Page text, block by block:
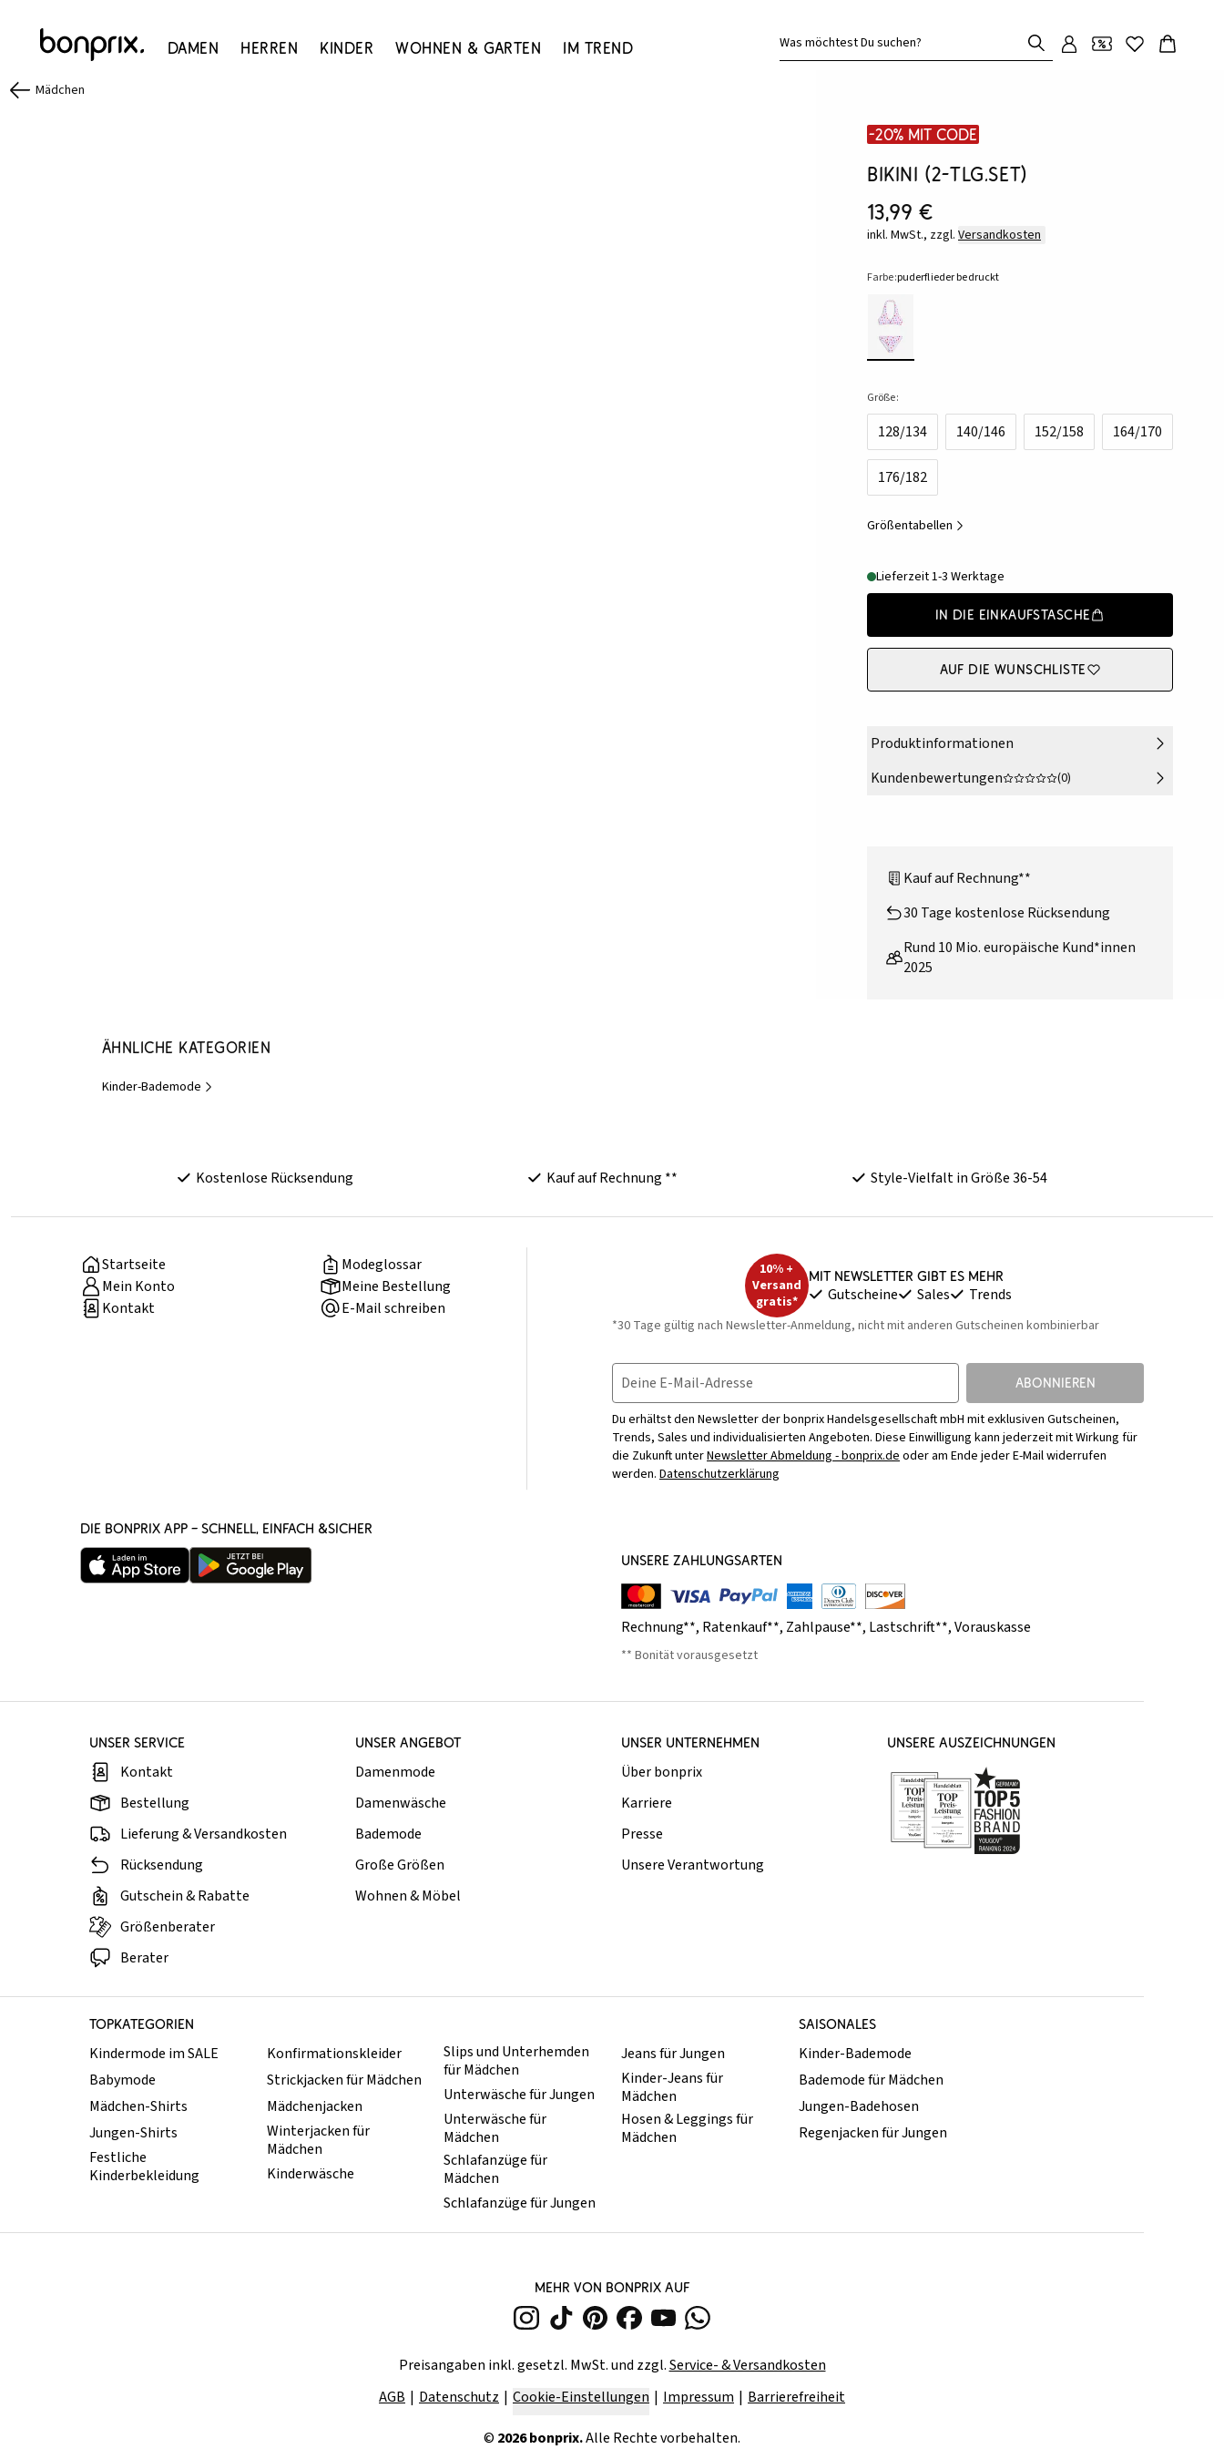
Damen Herren Kinder Wohnen & Garten Im Trend Was möchtest Du suchen?
Mädchen
-20% mit Code
Bikini (2-tlg.Set)
13,99 €
inkl. MwSt., zzgl. Versandkosten
Farbe:puderflieder bedruckt
Größe:
128/134 140/146 152/158 164/170
176/182
Größentabellen
Lieferzeit 1-3 Werktage
In die Einkaufstasche
Auf die Wunschliste
Produktinformationen
Kundenbewertungen
(0)
Kauf auf Rechnung**
30 Tage kostenlose Rücksendung
Rund 10 Mio. europäische Kund*innen
2025
Ähnliche Kategorien
Kinder-Bademode
Kostenlose Rücksendung Kauf auf Rechnung ** Style-Vielfalt in Größe 36-54
Startseite
Modeglossar
Mein Konto
Meine Bestellung
Kontakt
E-Mail schreiben
10% +
Versand
gratis*
Mit Newsletter gibt es mehr
Gutscheine Sales Trends
*30 Tage gültig nach Newsletter-Anmeldung, nicht mit anderen Gutscheinen kombinierbar
Deine E-Mail-Adresse ABONNIEREN
Du erhältst den Newsletter der bonprix Handelsgesellschaft mbH mit exklusiven Gutscheinen,
Trends, Sales und individualisierten Angeboten. Diese Einwilligung kann jederzeit mit Wirkung für
die Zukunft unterNewsletter Abmeldung - bonprix.deoder am Ende jeder E-Mail widerrufen
werden. Datenschutzerklärung
DIE BONPRIX APP – SCHNELL, EINFACH &SICHER
UNSERE ZAHLUNGSARTEN
Rechnung**, Ratenkauf**, Zahlpause**, Lastschrift**,Vorauskasse
** Bonität vorausgesetzt
UNSER SERVICE
Kontakt
Bestellung
Lieferung & Versandkosten
Rücksendung
Gutschein & Rabatte
Größenberater
Berater
UNSER ANGEBOT
Damenmode
Damenwäsche
Bademode
Große Größen
Wohnen & Möbel
UNSER UNTERNEHMEN
Über bonprix
Karriere
Presse
Unsere Verantwortung
UNSERE AUSZEICHNUNGEN
TOPKATEGORIEN SAISONALES
Kindermode im SALE
Babymode
Mädchen-Shirts
Jungen-Shirts
Festliche
Kinderbekleidung
Konfirmationskleider
Strickjacken für Mädchen
Mädchenjacken
Winterjacken für
Mädchen
Kinderwäsche
Slips und Unterhemden
für Mädchen
Unterwäsche für Jungen
Unterwäsche für
Mädchen
Schlafanzüge für
Mädchen
Schlafanzüge für Jungen
Jeans für Jungen
Kinder-Jeans für
Mädchen
Hosen & Leggings für
Mädchen
Kinder-Bademode
Bademode für Mädchen
Jungen-Badehosen
Regenjacken für Jungen
MEHR VON BONPRIX AUF
Preisangaben inkl. gesetzl. MwSt. und zzgl.Service- & Versandkosten
AGB
Datenschutz Cookie-Einstellungen Impressum Barrierefreiheit
© 2026bonprix.Alle Rechte vorbehalten.